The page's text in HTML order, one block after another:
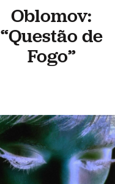
Oblomov:
“Questão de
Fogo”